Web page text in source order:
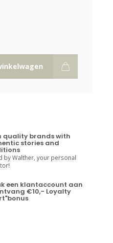
quality brands with
stories and
by Walther, your personal
een klantaccount aan
€10,- Loyalty